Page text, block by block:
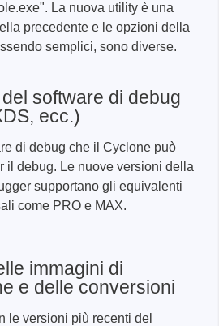
La nuova utility è una
precedente e le opzioni della
semplici, sono diverse.
software di debug
ecc.)
di debug che il Cyclone può
il debug. Le nuove versioni della
supportano gli equivalenti
come PRO e MAX.
immagini di
e delle conversioni
le versioni più recenti del